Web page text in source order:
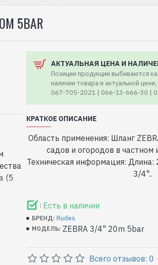
5BAR
(5
АКТУАЛЬНАЯ ЦЕНА И
Позиции продукции выбиваются
наличии товара и актуальной
067-705-2021 | 066-13-666-30 |
КРАТКОЕ ОПИСАНИЕ
Область применения: Шланг
садов и огородов в частном
Техническая информация:
3/4"..
: Есть в наличии
БРЕНД: Rudes
МОДЕЛЬ: ZEBRA 3/4" 20m 5bar
Всего отзывов: 0